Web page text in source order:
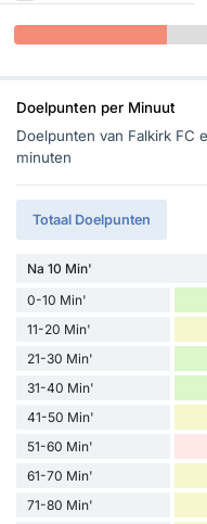
Doelpunten per Minuut
Doelpunten van Falkirk FC
minuten
Totaal Doelpunten
Na 10 Min'
0-10 Min'
11-20 Min'
21-30 Min'
31-40 Min'
41-50 Min'
51-60 Min'
61-70 Min'
71-80 Min'